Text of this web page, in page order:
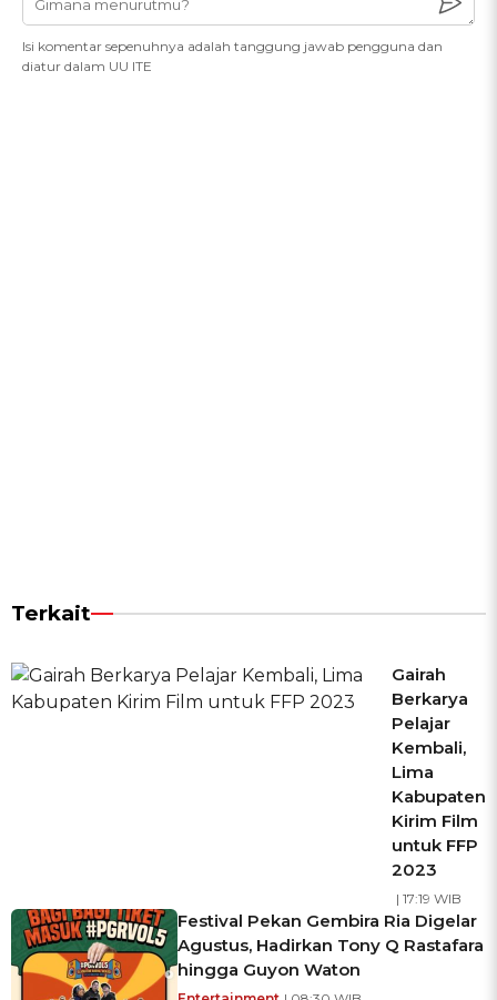
Isi komentar sepenuhnya adalah tanggung jawab pengguna dan
diatur dalam UU ITE
Terkait
Gairah
Berkarya
Pelajar
Kembali,
Lima
Kabupaten
Kirim Film
untuk FFP
2023
| 17:19 WIB
Festival Pekan Gembira Ria Digelar
Agustus, Hadirkan Tony Q Rastafara
hingga Guyon Waton